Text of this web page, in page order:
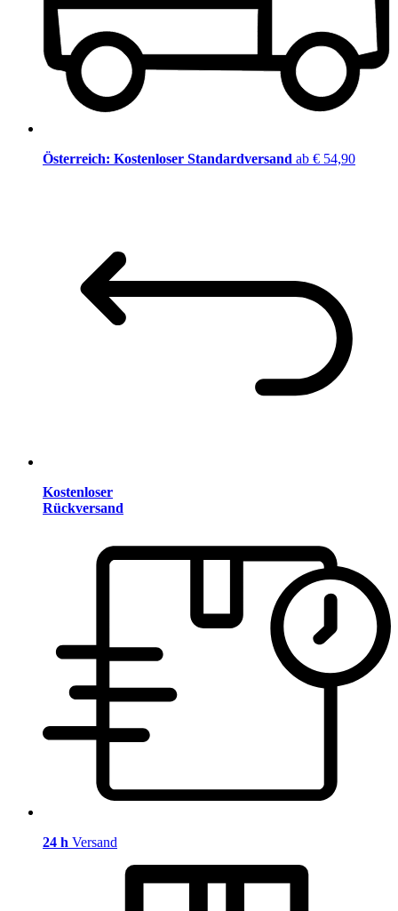
Österreich: Kostenloser Standardversand ab € 54,90
Kostenloser
Rückversand
24 h Versand